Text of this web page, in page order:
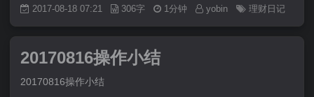
2017-08-18 07:21 306字 1分钟 yobin 理财日记
20170816操作小结
20170816操作小结